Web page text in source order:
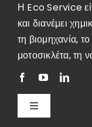
Η Eco Service
και διανέμει
τη βιομηχανία,
μοτοσικλέτα, τη
Toggle